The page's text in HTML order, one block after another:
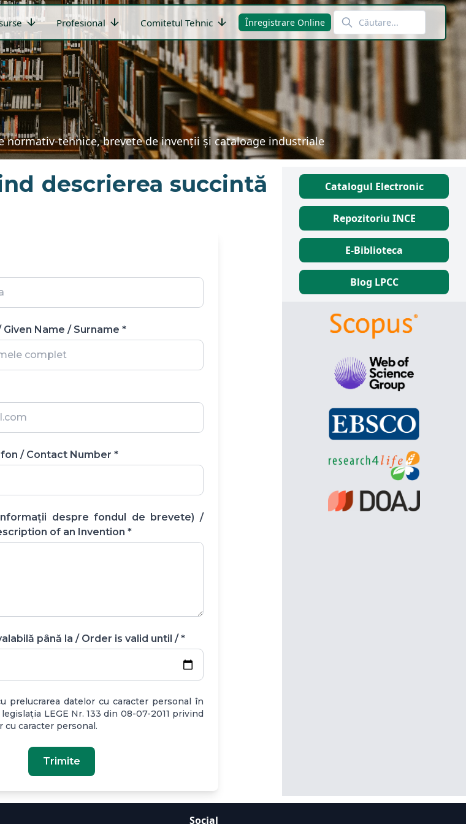
arrow_downward Profesional arrow_downward Comitetul Tehnic arrow_downward Înregistrare Online
tehnice, brevete de invenții și cataloage industriale
descrierea succintă
Name / Surname *
/ Contact Number *
despre fondul de brevete) /
of an Invention *
până la / Order is valid until / *
prelucrarea datelor cu caracter personal în
LEGE Nr. 133 din 08-07-2011 privind
cu caracter personal.
Trimite
Catalogul Electronic
Repozitoriu INCE
E-Biblioteca
Blog LPCC
Social